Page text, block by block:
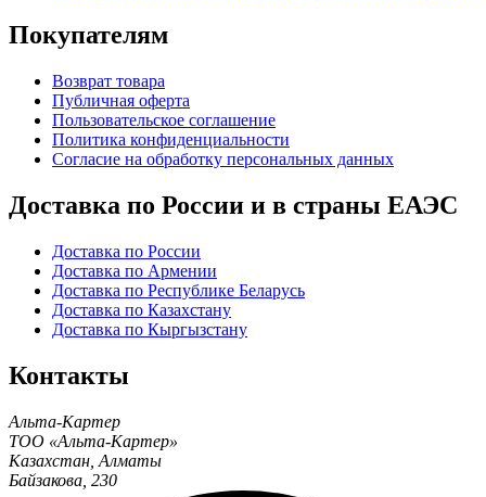
Покупателям
Возврат товара
Публичная оферта
Пользовательское соглашение
Политика конфиденциальности
Согласие на обработку персональных данных
Доставка по России и в страны ЕАЭС
Доставка по России
Доставка по Армении
Доставка по Республике Беларусь
Доставка по Казахстану
Доставка по Кыргызстану
Контакты
Альта-Картер
ТОО «Альта-Картер»
Казахстан Алматы
Байзакова, 230